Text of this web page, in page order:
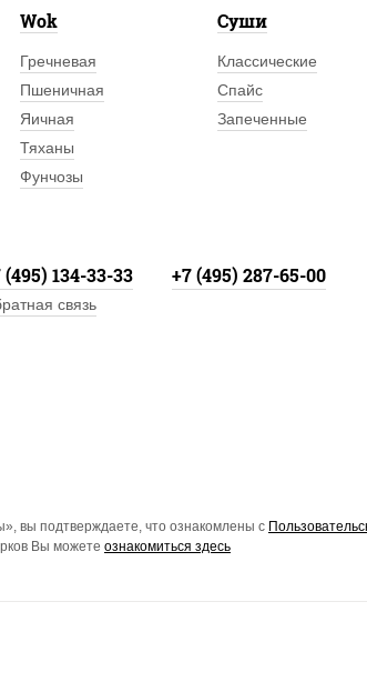
Wok
Гречневая
Пшеничная
Яичная
Тяханы
Фунчозы
Суши
Классические
Спайс
Запеченные
(495) 134-33-33 +7 (495) 287-65-00
связь
вы подтверждаете, что ознакомлены с
Вы можете ознакомиться здесь